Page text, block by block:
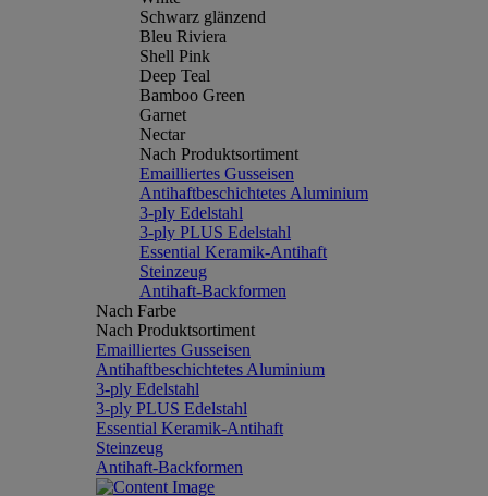
Schwarz glänzend
Bleu Riviera
Shell Pink
Deep Teal
Bamboo Green
Garnet
Nectar
Nach Produktsortiment
Emailliertes Gusseisen
Antihaftbeschichtetes Aluminium
3-ply Edelstahl
3-ply PLUS Edelstahl
Essential Keramik-Antihaft
Steinzeug
Antihaft-Backformen
Nach Farbe
Nach Produktsortiment
Emailliertes Gusseisen
Antihaftbeschichtetes Aluminium
3-ply Edelstahl
3-ply PLUS Edelstahl
Essential Keramik-Antihaft
Steinzeug
Antihaft-Backformen